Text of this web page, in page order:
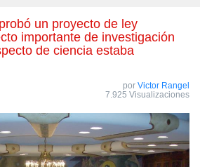
importante de investigación
de ciencia estaba
por Victor Rangel
7.925 Visualizaciones